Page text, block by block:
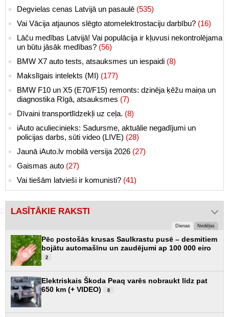
Degvielas cenas Latvijā un pasaulē (535)
Vai Vācija atjaunos slēgto atomelektrostaciju darbību? (16)
Lāču medības Latvijā! Vai populācija ir kļuvusi nekontrolējama
un būtu jāsāk medības? (56)
BMW X7 auto tests, atsauksmes un iespaidi (8)
Makslīgais intelekts (MI) (177)
BMW F10 un X5 (E70/F15) remonts: dzinēja ķēžu maiņa un
diagnostika Rīgā, atsauksmes (7)
Dīvaini transportlīdzekļi uz ceļa. (8)
iAuto aculiecinieks: Sadursme, aktuālie negadījumi un
policijas darbs, sūti video (LIVE) (28)
Jaunā iAuto.lv mobilā versija 2026 (27)
Gaismas auto (27)
Vai tiešām latvieši ir komunisti? (41)
LASĪTĀKIE RAKSTI
Dienas Nedēļas
Pēc postošās krusas Saulkrastu pusē – desmitiem
bojātu automašīnu un zaudējumi ap 100 000 eiro
2
Elektriskais Škoda Peaq varēs nobraukt līdz pat
650 km (+ VIDEO)
8